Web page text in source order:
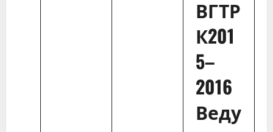
ВГТР
К201
5–
2016
Веду